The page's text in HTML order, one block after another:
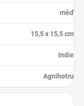
měď
15,5 x 15,5 cm
Indie
Agnihotru